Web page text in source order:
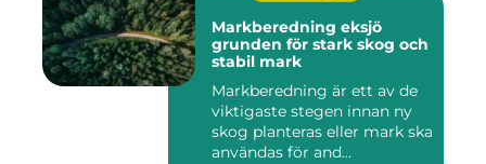
Markberedning eksjö
grunden för stark skog och
stabil mark
Markberedning är ett av de
viktigaste stegen innan ny
skog planteras eller mark ska
användas för and...